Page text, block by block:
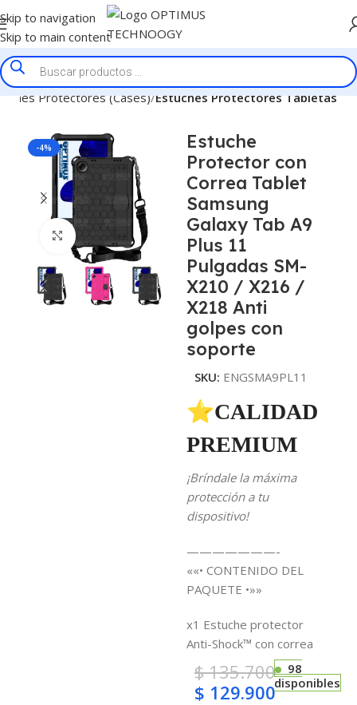
Skip to navigation
Skip to main content
Protectores (Cases) Estuches Protectores Tabletas
-4%
Click to enlarge
Estuche
Protector con
Correa Tablet
Samsung
Galaxy Tab A9
Plus 11
Pulgadas SM-
X210 / X216 /
X218 Anti
golpes con
soporte
SKU: ENGSMA9PL11
⭐CALIDAD
PREMIUM
¡Bríndale la máxima
protección a tu
dispositivo!
———————-
««• CONTENIDO DEL
PAQUETE •»»
x1 Estuche protector
Anti-Shock™ con correa
$135.700
$ 129.900
98
disponibles